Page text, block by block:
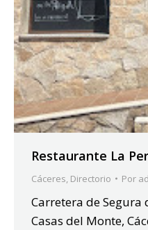
Restaurante La
Cáceres, Directorio Por
Carretera de Segura
Casas del Monte,